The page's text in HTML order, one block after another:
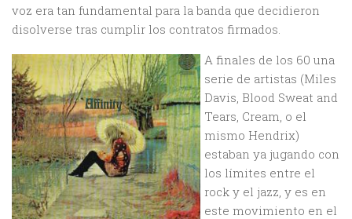
voz era tan fundamental para la banda que decidieron
disolverse tras cumplir los contratos firmados.
A finales de los 60 una
serie de artistas (Miles
Davis, Blood Sweat and
Tears, Cream, o el
mismo Hendrix)
estaban ya jugando con
los límites entre el
rock y el jazz, y es en
este movimiento en el